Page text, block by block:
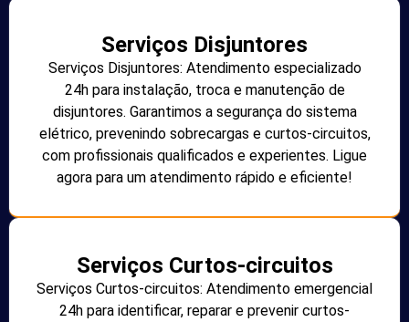
Serviços Disjuntores
Serviços Disjuntores: Atendimento especializado
24h para instalação, troca e manutenção de
disjuntores. Garantimos a segurança do sistema
elétrico, prevenindo sobrecargas e curtos-circuitos,
com profissionais qualificados e experientes. Ligue
agora para um atendimento rápido e eficiente!
Serviços Curtos-circuitos
Serviços Curtos-circuitos: Atendimento emergencial
24h para identificar, reparar e prevenir curtos-